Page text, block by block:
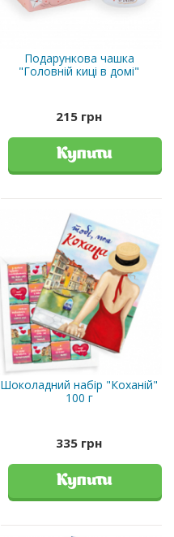
Подарункова чашка
"Головній киці в домі"
215 грн
Купити
Шоколадний набір "Коханій"
100 г
335 грн
Купити